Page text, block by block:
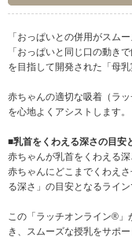
「おっぱいとの併用がスムー
「おっぱいと同じ口の動きで
を目指して開発された「母
赤ちゃんの適切な吸着（ラ
を心地よくアシストします。
■乳首をくわえる深さの目安
赤ちゃんが乳首をくわえる
赤ちゃんにどこまでくわえ
る深さ」の目安となるライン
この「ラッチオンライン®」
き、スムーズな授乳をサポー